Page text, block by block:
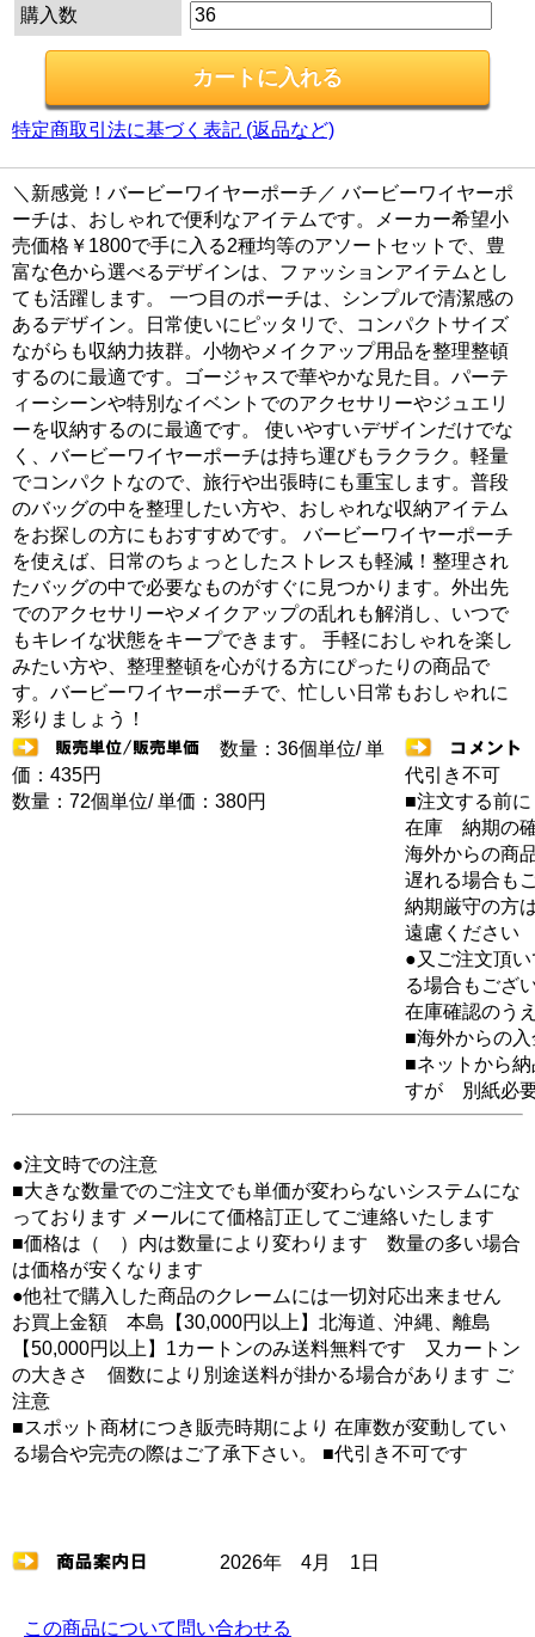
購入数
特定商取引法に基づく表記 (返品など)
＼新感覚！バービーワイヤーポーチ／ バービーワイヤーポ
ーチは、おしゃれで便利なアイテムです。メーカー希望小
売価格￥1800で手に入る2種均等のアソートセットで、豊
富な色から選べるデザインは、ファッションアイテムとし
ても活躍します。 一つ目のポーチは、シンプルで清潔感の
あるデザイン。日常使いにピッタリで、コンパクトサイズ
ながらも収納力抜群。小物やメイクアップ用品を整理整頓
するのに最適です。ゴージャスで華やかな見た目。パーテ
ィーシーンや特別なイベントでのアクセサリーやジュエリ
ーを収納するのに最適です。 使いやすいデザインだけでな
く、バービーワイヤーポーチは持ち運びもラクラク。軽量
でコンパクトなので、旅行や出張時にも重宝します。普段
のバッグの中を整理したい方や、おしゃれな収納アイテム
をお探しの方にもおすすめです。 バービーワイヤーポーチ
を使えば、日常のちょっとしたストレスも軽減！整理され
たバッグの中で必要なものがすぐに見つかります。外出先
でのアクセサリーやメイクアップの乱れも解消し、いつで
もキレイな状態をキープできます。 手軽におしゃれを楽し
みたい方や、整理整頓を心がける方にぴったりの商品で
す。バービーワイヤーポーチで、忙しい日常もおしゃれに
彩りましょう！
数量：36個単位/ 単
価：435円
数量：72個単位/ 単価：380円
代引き不可
■注文する前に
在庫 納期の
海外からの商
遅れる場合も
納期厳守の方
遠慮ください
●又ご注文頂
る場合もござ
在庫確認のう
■海外からの
■ネットから
すが 別紙必
●注文時での注意
■大きな数量でのご注文でも単価が変わらないシステムにな
っております メールにて価格訂正してご連絡いたします
■価格は（ ）内は数量により変わります 数量の多い場合
は価格が安くなります
●他社で購入した商品のクレームには一切対応出来ません
お買上金額 本島【30,000円以上】北海道、沖縄、離島
【50,000円以上】1カートンのみ送料無料です 又カートン
の大きさ 個数により別途送料が掛かる場合があります ご
注意
■スポット商材につき販売時期により 在庫数が変動してい
る場合や完売の際はご了承下さい。 ■代引き不可です
2026年 4月 1日
この商品について問い合わせる